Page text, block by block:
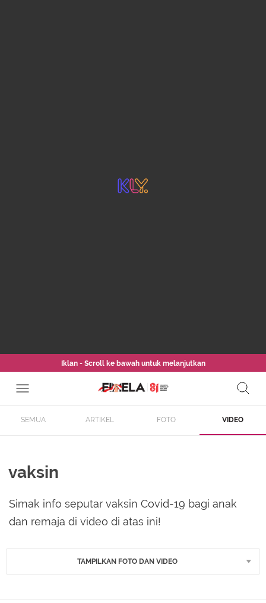
Iklan - Scroll ke bawah untuk melanjutkan
SEMUA ARTIKEL FOTO VIDEO
vaksin
Simak info seputar vaksin Covid-19 bagi anak
dan remaja di video di atas ini!
TAMPILKAN FOTO DAN VIDEO